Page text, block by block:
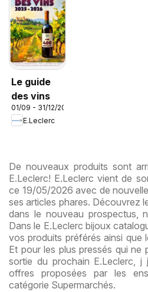
Le guide
des vins
01/09 - 31/12/2026
E.Leclerc
De nouveaux produits sont
E.Leclerc! E.Leclerc vient de
ce 19/05/2026 avec de
ses articles phares. Découvrez
dans le nouveau prospectus,
Dans le E.Leclerc bijoux
vos produits préférés ainsi que
Et pour les plus pressés qui ne
sortie du prochain E.Leclerc,
offres proposées par les
catégorie Supermarchés.